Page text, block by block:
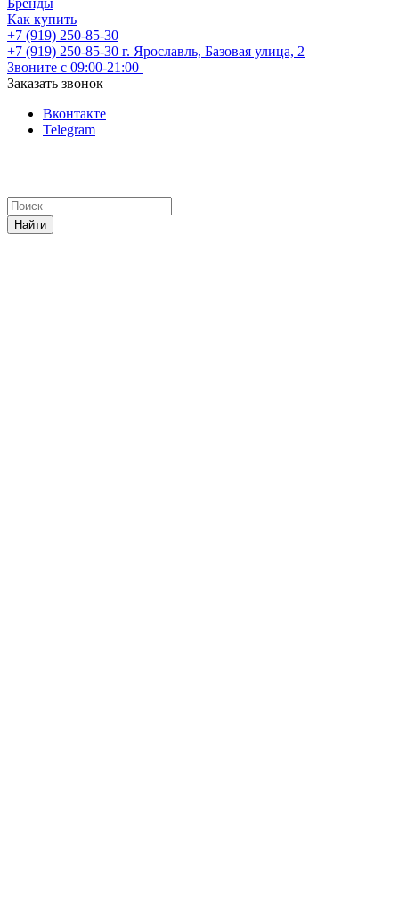
Как купить
+7 (919) 250-85-30
+7 (919) 250-85-30 г. Ярославль, Базовая улица, 2
Звоните с 09:00-21:00
Заказать звонок
Вконтакте
Telegram
Найти